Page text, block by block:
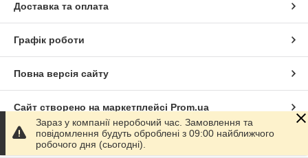
Доставка та оплата
Графік роботи
Повна версія сайту
Сайт створено на маркетплейсі Prom.ua
Політика конфіденційності
Зараз у компанії неробочий час. Замовлення та
повідомлення будуть оброблені з 09:00 найближчого
робочого дня (сьогодні).